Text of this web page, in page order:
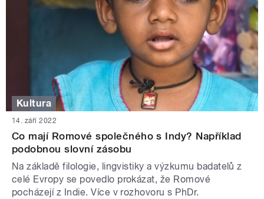
Kultura
14. září 2022
Co mají Romové společného s Indy? Například
podobnou slovní zásobu
Na základě filologie, lingvistiky a výzkumu badatelů z
celé Evropy se povedlo prokázat, že Romové
pocházejí z Indie. Více v rozhovoru s PhDr.